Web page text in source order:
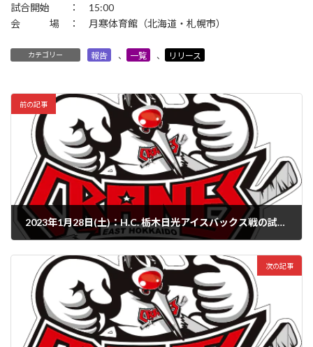
試合開始 ： 15:00
会 場 ： 月寒体育館（北海道・札幌市）
カテゴリー 報告 、 一覧 、 リリース
前の記事
2023年1月28日(土)：H.C. 栃木日光アイスバックス戦の試合結果
次の記事